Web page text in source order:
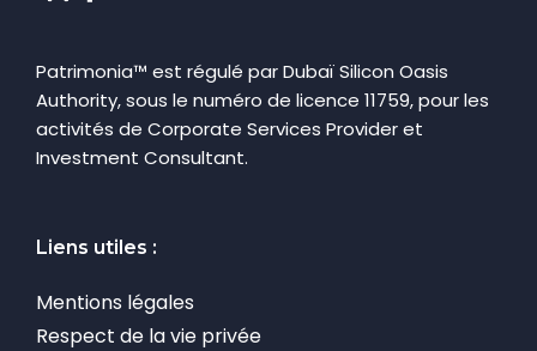
Patrimonia™ est régulé par Dubaï Silicon Oasis
Authority, sous le numéro de licence 11759, pour les
activités de Corporate Services Provider et
Investment Consultant.
Liens utiles :
Mentions légales
Respect de la vie privée